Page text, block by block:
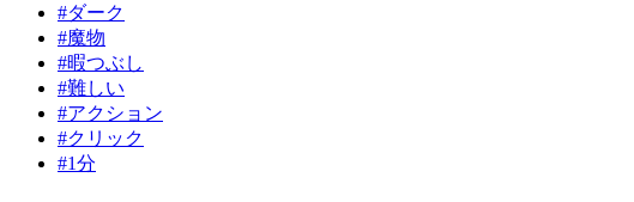
#ダーク
#魔物
#暇つぶし
#難しい
#アクション
#クリック
#1分